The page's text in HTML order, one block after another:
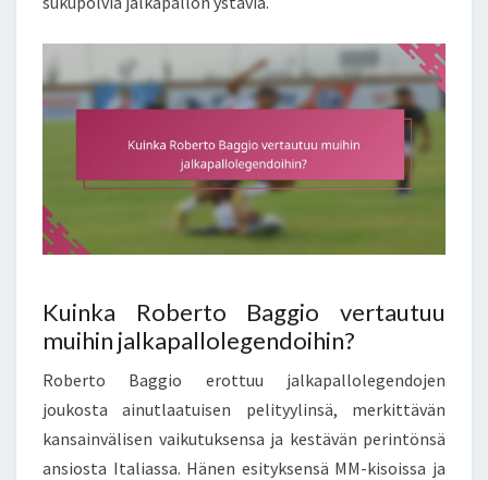
Kuinka Roberto Baggio vertautuu
muihin jalkapallolegendoihin?
Roberto Baggio erottuu jalkapallolegendojen
joukosta ainutlaatuisen pelityylinsä, merkittävän
kansainvälisen vaikutuksensa ja kestävän perintönsä
ansiosta Italiassa. Hänen esityksensä MM-kisoissa ja